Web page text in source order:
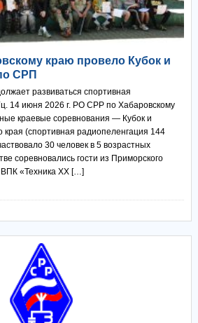
краю провело Кубок и
СРП
развиваться спортивная
14 июня 2026 г. РО СРР по Хабаровскому
краевые соревнования — Кубок и
края (спортивная радиопеленгация 144
30 человек в 5 возрастных
соревновались гости из Приморского
ВПК «Техника ХХ […]